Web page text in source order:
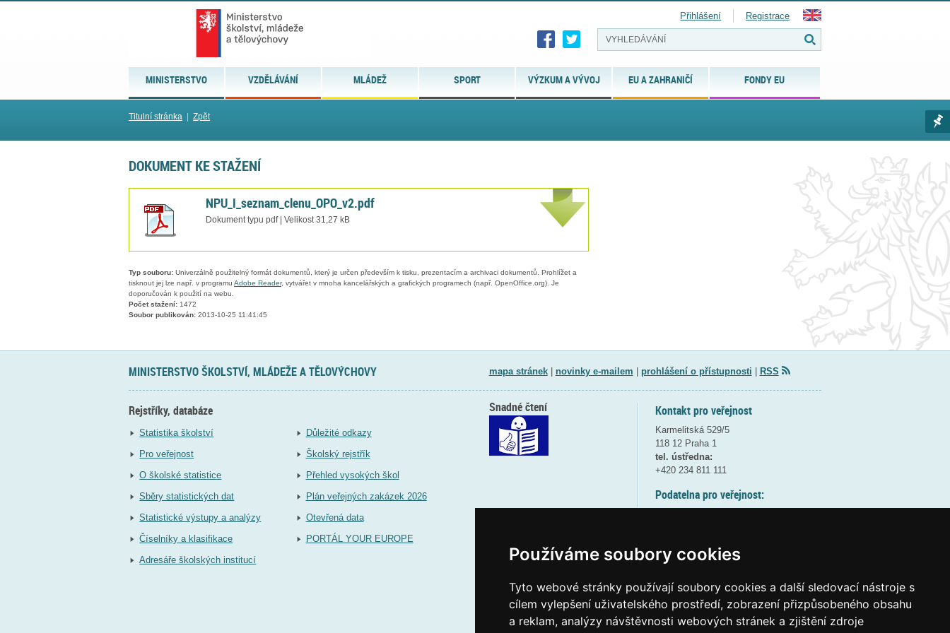
Používáme soubory cookies
Tyto webové stránky používají soubory cookies a další sledovací nástroje s
cílem vylepšení uživatelského prostředí, zobrazení přizpůsobeného obsahu
a reklam, analýzy návštěvnosti webových stránek a zjištění zdroje
MINISTERSTVO VZDĚLÁVÁNÍ MLÁDEŽ SPORT VÝZKUM A VÝVOJ EU A ZAHRANIČÍ FONDY EU
Přihlášení Registrace
Titulní stránka Zpět
DOKUMENT KE STAŽENÍ
NPU_I_seznam_clenu_OPO_v2.pdf
Dokument typu pdf | Velikost 31,27 kB
Typ souboru: Univerzálně použitelný formát dokumentů, který je určen především k tisku, prezentacím a archivaci dokumentů. Prohlížet a
tisknout jej lze např. v programu Adobe Reader, vytvářet v mnoha kancelářských a grafických programech (např. OpenOffice.org). Je
doporučován k použití na webu.
Počet stažení: 1472
Soubor publikován: 2013-10-25 11:41:45
MINISTERSTVO ŠKOLSTVÍ, MLÁDEŽE A TĚLOVÝCHOVY mapa stránek| novinky e-mailem prohlášení o přístupnosti RSS
Rejstříky, databáze
Statistika školství
Pro veřejnost
O školské statistice
Sběry statistických dat
Statistické výstupy a analýzy
Číselníky a klasifikace
Adresáře školských institucí
Důležité odkazy
Školský rejstřík
Přehled vysokých škol
Plán veřejných zakázek 2026
Otevřená data
PORTÁL YOUR EUROPE
Kontakt pro veřejnost
Karmelitská 529/5
118 12 Praha 1
tel. ústředna:
+420 234 811 111
Podatelna pro veřejnost:
(více informací
Elektronická podatelna:
posta@msmtgov cz
Snadné čtení